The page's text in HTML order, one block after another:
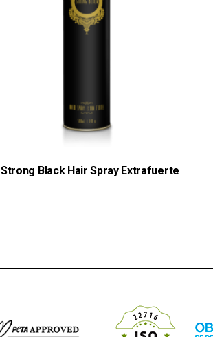
Strong Black Hair Spray Extrafuerte